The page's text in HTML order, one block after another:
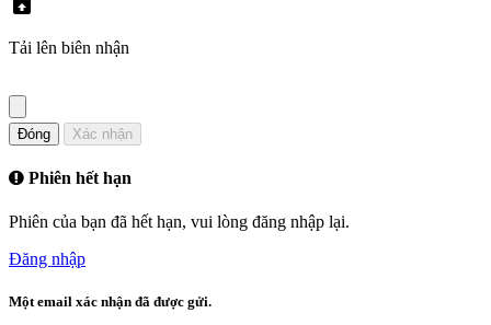
Tải lên biên nhận
Đóng Xác nhận
Phiên hết hạn
Phiên của bạn đã hết hạn, vui lòng đăng nhập lại.
Đăng nhập
Một email xác nhận đã được gửi.